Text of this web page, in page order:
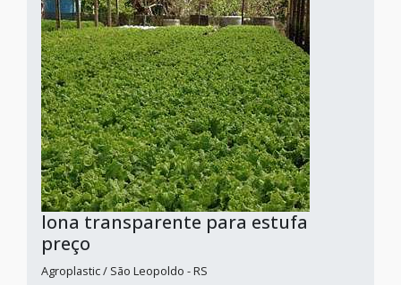
lona transparente para estufa
preço
Agroplastic / São Leopoldo - RS